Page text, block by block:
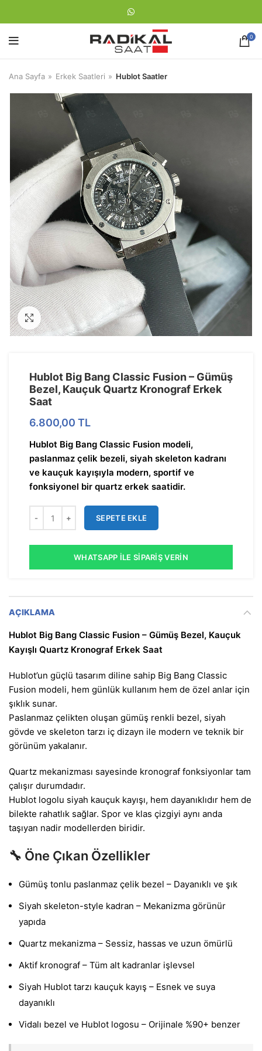
0
Ana Sayfa Erkek Saatleri Hublot Saatler
Görseli Büyütün
Hublot Big Bang Classic Fusion – Gümüş
Bezel, Kauçuk Quartz Kronograf Erkek
Saat
6.800,00 TL
Hublot Big Bang Classic Fusion modeli,
paslanmaz çelik bezeli, siyah skeleton kadranı
ve kauçuk kayışıyla modern, sportif ve
fonksiyonel bir quartz erkek saatidir.
SEPETE EKLE
WHATSAPP İLE SIPARIŞ VERIN
AÇIKLAMA
Hublot Big Bang Classic Fusion – Gümüş Bezel, Kauçuk
Kayışlı Quartz Kronograf Erkek Saat
Hublot’un güçlü tasarım diline sahip Big Bang Classic
Fusion modeli, hem günlük kullanım hem de özel anlar için
şıklık sunar.
Paslanmaz çelikten oluşan gümüş renkli bezel, siyah
gövde ve skeleton tarzı iç dizayn ile modern ve teknik bir
görünüm yakalanır.
Quartz mekanizması sayesinde kronograf fonksiyonlar tam
çalışır durumdadır.
Hublot logolu siyah kauçuk kayışı, hem dayanıklıdır hem de
bilekte rahatlık sağlar. Spor ve klas çizgiyi aynı anda
taşıyan nadir modellerden biridir.
🔧 Öne Çıkan Özellikler
Gümüş tonlu paslanmaz çelik bezel – Dayanıklı ve şık
Siyah skeleton-style kadran – Mekanizma görünür
yapıda
Quartz mekanizma – Sessiz, hassas ve uzun ömürlü
Aktif kronograf – Tüm alt kadranlar işlevsel
Siyah Hublot tarzı kauçuk kayış – Esnek ve suya
dayanıklı
Vidalı bezel ve Hublot logosu – Orijinale %90+ benzer